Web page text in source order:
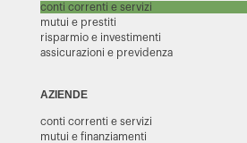
conti correnti e servizi
mutui e prestiti
risparmio e investimenti
assicurazioni e previdenza
AZIENDE
conti correnti e servizi
mutui e finanziamenti